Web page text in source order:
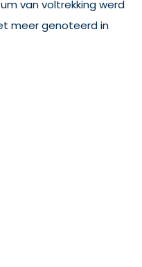
van voltrekking werd
meer genoteerd in